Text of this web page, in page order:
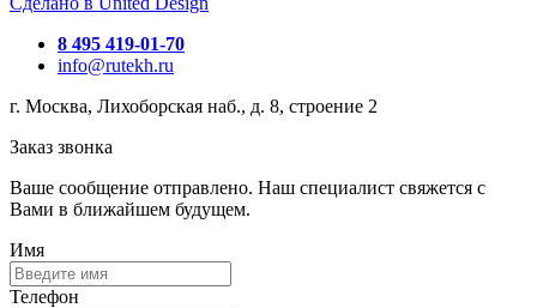
8 495 419-01-70
info@rutekh.ru
г. Москва, Лихоборская наб., д. 8, строение 2
Заказ звонка
Ваше сообщение отправлено. Наш специалист свяжется с
Вами в ближайшем будущем.
Имя
Телефон